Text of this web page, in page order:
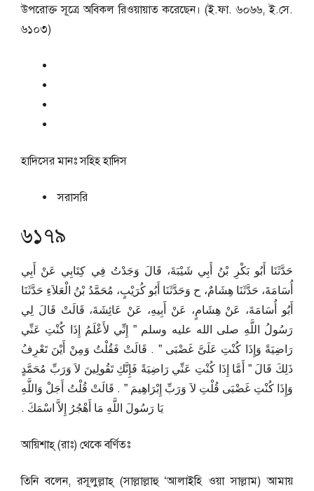
উপরোক্ত সূত্রে অবিকল রিওয়ায়াত করেছেন। (ই.ফা. ৬০৬৬, ই.সে.
৬১০৩)
হাদিসের মানঃসহিহ হাদিস
সরাসরি
৬১৭৯
حَدَّثَنَا أَبُو بَكْرِ بْنُ أَبِي شَيْبَةَ، قَالَ وَجَدْتُ فِي كِتَابِي عَنْ أَبِي
أُسَامَةَ، حَدَّثَنَا هِشَامٌ، ح وَحَدَّثَنَا أَبُو كُرَيْبٍ، مُحَمَّدُ بْنُ الْعَلاَءِ حَدَّثَنَا
أَبُو أُسَامَةَ، عَنْ هِشَامٍ، عَنْ أَبِيهِ، عَنْ عَائِشَةَ، قَالَتْ قَالَ لِي
رَسُولُ اللَّهِ صلى الله عليه وسلم ‏”‏ إِنِّي لأَعْلَمُ إِذَا كُنْتِ عَنِّي
رَاضِيَةً وَإِذَا كُنْتِ عَلَىَّ غَضْبَى ‏”‏ ‏.‏ قَالَتْ فَقُلْتُ وَمِنْ أَيْنَ تَعْرِفُ
ذَلِكَ قَالَ ‏”‏ أَمَّا إِذَا كُنْتِ عَنِّي رَاضِيَةً فَإِنَّكِ تَقُولِينَ لاَ وَرَبِّ مُحَمَّدٍ
وَإِذَا كُنْتِ غَضْبَى قُلْتِ لاَ وَرَبِّ إِبْرَاهِيمَ ‏”‏ ‏.‏ قَالَتْ قُلْتُ أَجَلْ وَاللَّهِ
يَا رَسُولَ اللَّهِ مَا أَهْجُرُ إِلاَّ اسْمَكَ ‏.‏
আয়িশাহ্ (রাঃ) থেকে বর্ণিতঃ
তিনি বলেন, রসূলুল্লাহ্ (সাল্লাল্লাহু ‘আলাইহি ওয়া সাল্লাম) আমায়